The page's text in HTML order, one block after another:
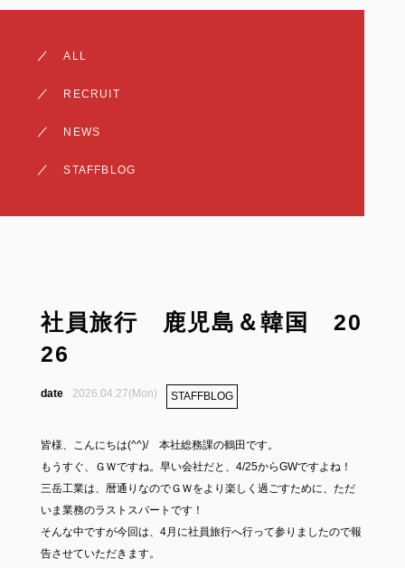
ALL
RECRUIT
NEWS
STAFFBLOG
社員旅行 鹿児島＆韓国 20
26
2026.04.27(Mon) STAFFBLOG
皆様、こんにちは(^^)/ 本社総務課の鶴田です。
もうすぐ、ＧＷですね。早い会社だと、4/25からGWですよね！
三岳工業は、暦通りなのでＧＷをより楽しく過ごすために、ただ
いま業務のラストスパートです！
そんな中ですが今回は、4月に社員旅行へ行って参りましたので報
告させていただきます。